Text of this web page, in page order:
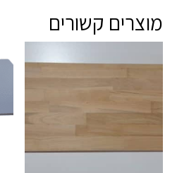
מוצרים קשורים